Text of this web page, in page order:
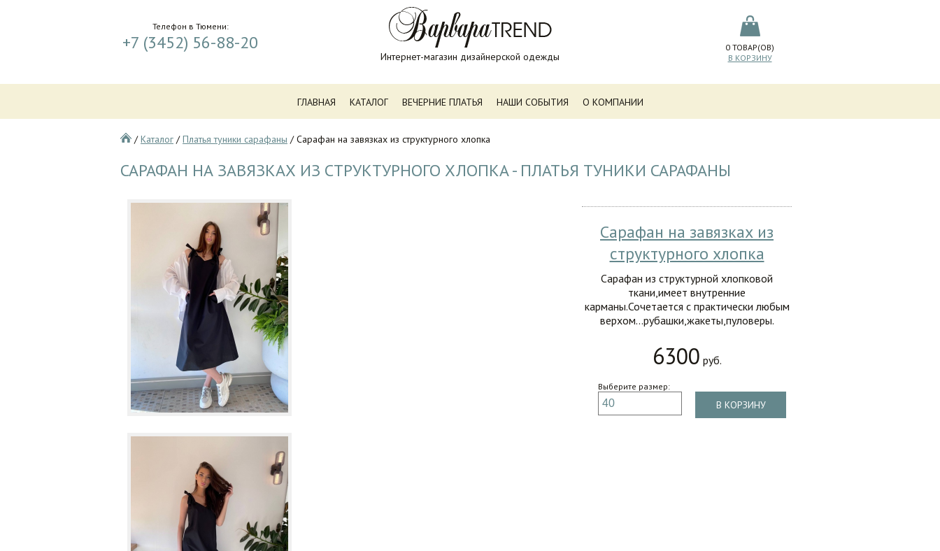
Интернет-магазин дизайнерской одежды
Телефон в Тюмени:
+7 (3452) 56-88-20 0 ТОВАР(ОВ)
В КОРЗИНУ
ГЛАВНАЯ КАТАЛОГ ВЕЧЕРНИЕ ПЛАТЬЯ НАШИ СОБЫТИЯ О КОМПАНИИ
/Каталог /Платья туники сарафаны /Сарафан на завязках из структурного хлопка
САРАФАН НА ЗАВЯЗКАХ ИЗ СТРУКТУРНОГО ХЛОПКА - ПЛАТЬЯ ТУНИКИ САРАФАНЫ
Сарафан на завязках из
структурного хлопка
Сарафан из структурной хлопковой
ткани,имеет внутренние
карманы.Сочетается с практически любым
верхом...рубашки,жакеты,пуловеры.
6300 руб.
Выберите размер:
В КОРЗИНУ